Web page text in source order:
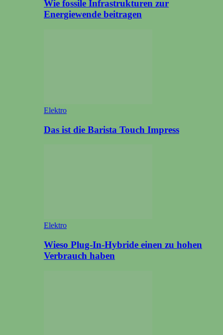
Wie fossile Infrastrukturen zur
Energiewende beitragen
Elektro
Das ist die Barista Touch Impress
Elektro
Wieso Plug-In-Hybride einen zu hohen
Verbrauch haben